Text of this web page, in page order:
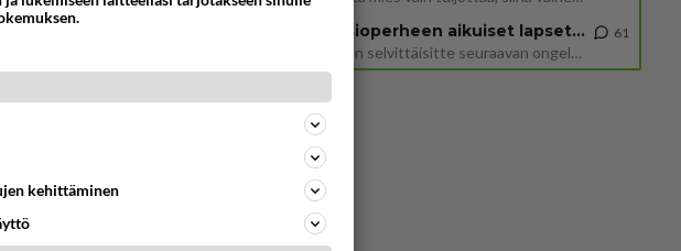
veronmaksajien
olla.
Uusioperheen aikuiset lapset tyhjentää jääkaapin käydessään
Miten selvittäisitte seuraavan ongelman, meillä on uusioperhe, minulla teini-ikäiset lapset ja puolisolla aikuiset, jotk
61
kehittäminen